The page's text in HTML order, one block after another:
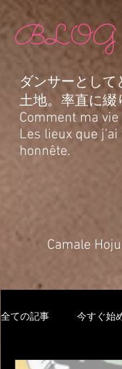
BLOG
ダンサーとし
土地。率直に綴
Comment ma
Les lieux que
honnête.
​Camale
全ての記事 今すぐ始